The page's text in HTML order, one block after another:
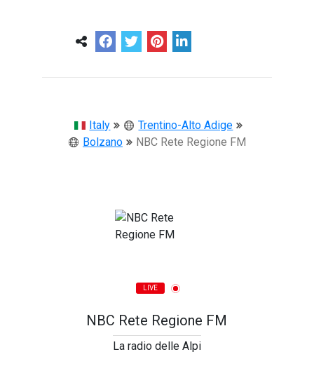
Italy
Trentino-Alto Adige
Bolzano
NBC Rete Regione FM
LIVE
NBC Rete Regione FM
La radio delle Alpi